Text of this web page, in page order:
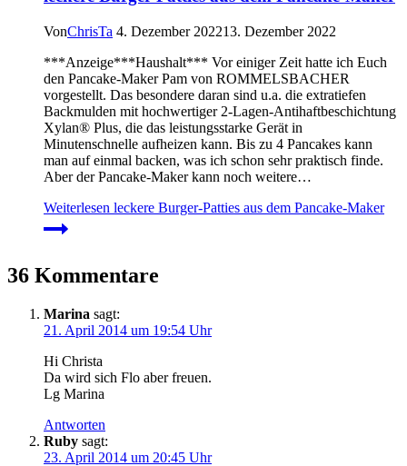
VonChrisTa 4. Dezember 202213. Dezember 2022
***Anzeige***Haushalt*** Vor einiger Zeit hatte ich Euch
den Pancake-Maker Pam von ROMMELSBACHER
vorgestellt. Das besondere daran sind u.a. die extratiefen
Backmulden mit hochwertiger 2-Lagen-Antihaftbeschichtung
Xylan® Plus, die das leistungsstarke Gerät in
Minutenschnelle aufheizen kann. Bis zu 4 Pancakes kann
man auf einmal backen, was ich schon sehr praktisch finde.
Aber der Pancake-Maker kann noch weitere…
Weiterlesen leckere Burger-Patties aus dem Pancake-Maker
36 Kommentare
Marina sagt:
21. April 2014 um 19:54 Uhr
Hi Christa
Da wird sich Flo aber freuen.
Lg Marina
Antworten
Ruby sagt:
23. April 2014 um 20:45 Uhr